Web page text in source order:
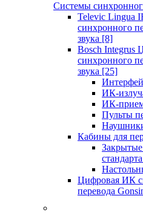
Системы
Televic Lingua
синхронного
звука [8]
Bosch Integrus
синхронного
звука [25]
ИК-
ИК-
Пульты
Кабины для
Цифровая ИК
перевода